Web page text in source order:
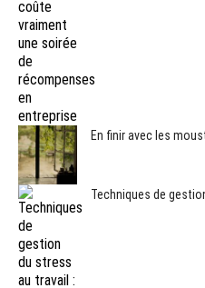
En finir avec les
Techniques de